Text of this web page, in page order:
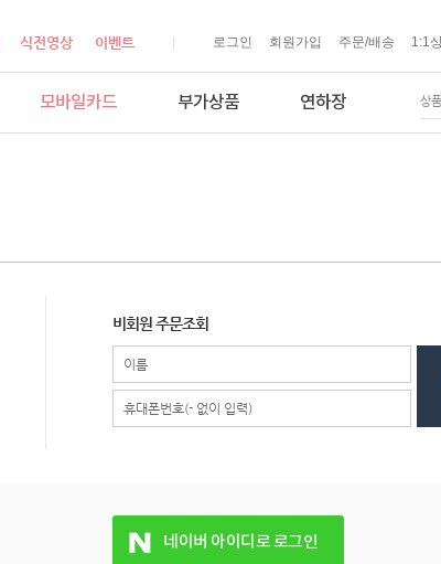
식전영상 이벤트 로그인 회원가입 주문/배송 1:1
모바일카드 부가상품 연하장
비회원 주문조회
네이버 아이디로 로그인